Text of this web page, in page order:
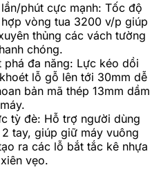
phút cực mạnh: Tốc độ
vòng tua 3200 v/p giúp
thủng các vách tường
chóng.
phá đa năng: Lực kéo dồi
lỗ gỗ lên tới 30mm dễ
bản mã thép 13mm dầm
tỳ đè: Hỗ trợ người dùng
tay, giúp giữ máy vuông
ra các lỗ bắt tắc kê nhựa
vẹo.